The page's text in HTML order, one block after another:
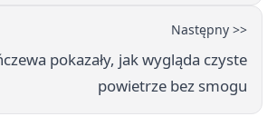
Następny >>
pokazały, jak wygląda czyste
powietrze bez smogu